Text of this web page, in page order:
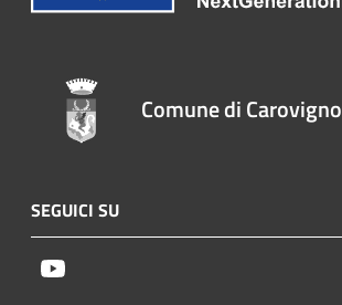
Comune di Carovigno
SEGUICI SU